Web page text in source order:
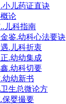
小儿药证直诀
论
儿科指南
鉴.幼科心法要诀
.儿科折衷
.幼幼集成
.幼科切要
幼幼新书
生总微论方
保婴撮要